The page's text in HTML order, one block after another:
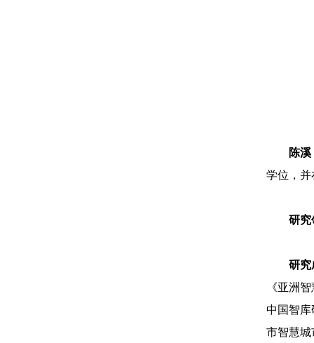
陈溪
学位，并
研究
研究
《亚洲
中国智库
市智慧城